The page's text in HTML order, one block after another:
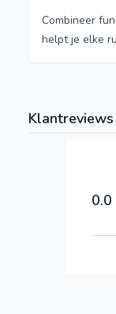
Combineer
helpt je elke
Klantreviews
0.0